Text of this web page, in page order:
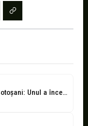
Bărbați prinși cu droguri în Botoșani: Unul a încercat să fugă, iar...